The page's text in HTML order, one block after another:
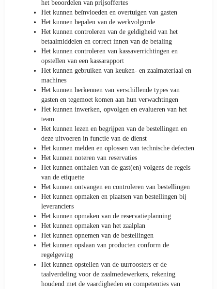
het beoordelen van prijsoffertes
Het kunnen beïnvloeden en overtuigen van gasten
Het kunnen bepalen van de werkvolgorde
Het kunnen controleren van de geldigheid van het
betaalmiddelen en correct innen van de betaling
Het kunnen controleren van kassaverrichtingen en
opstellen van een kassarapport
Het kunnen gebruiken van keuken- en zaalmateriaal en
machines
Het kunnen herkennen van verschillende types van
gasten en tegemoet komen aan hun verwachtingen
Het kunnen inwerken, opvolgen en evalueren van het
team
Het kunnen lezen en begrijpen van de bestellingen en
deze uitvoeren in functie van de dienst
Het kunnen melden en oplossen van technische defecten
Het kunnen noteren van reservaties
Het kunnen onthalen van de gast(en) volgens de regels
van de etiquette
Het kunnen ontvangen en controleren van bestellingen
Het kunnen opmaken en plaatsen van bestellingen bij
leveranciers
Het kunnen opmaken van de reservatieplanning
Het kunnen opmaken van het zaalplan
Het kunnen opnemen van de bestellingen
Het kunnen opslaan van producten conform de
regelgeving
Het kunnen opstellen van de uurroosters er de
taalverdeling voor de zaalmedewerkers, rekening
houdend met de vaardigheden en competenties van